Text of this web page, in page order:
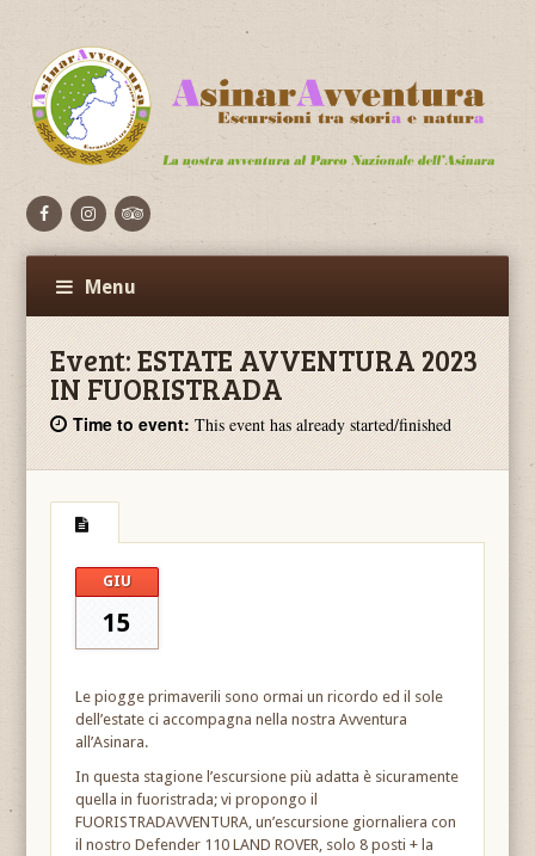
FacebookFlickr
Menu
Event:ESTATE AVVENTURA 2023
IN FUORISTRADA
Time to event:This event has already started/finished
GIU
15
Le piogge primaverili sono ormai un ricordo ed il sole
dell’estate ci accompagna nella nostra Avventura
all’Asinara.
In questa stagione l’escursione più adatta è sicuramente
quella in fuoristrada; vi propongo il
FUORISTRADAVVENTURA, un’escursione giornaliera con
il nostro Defender 110 LAND ROVER, solo 8 posti + la